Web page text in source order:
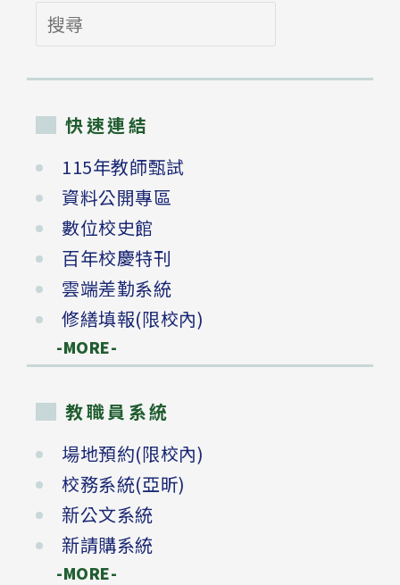
搜
尋
快速連結
115年教師甄試
資料公開專區
數位校史館
百年校慶特刊
雲端差勤系統
修繕填報(限校內)
-MORE-
教職員系統
場地預約(限校內)
校務系統(亞昕)
新公文系統
新請購系統
-MORE-